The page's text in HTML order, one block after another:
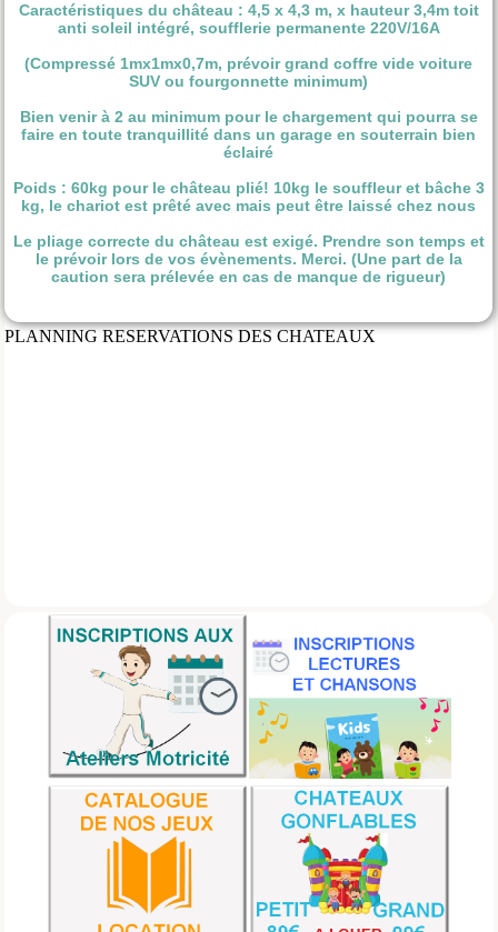
Caractéristiques du château : 4,5 x 4,3 m, x hauteur 3,4m toit
anti soleil intégré, soufflerie permanente 220V/16A
(Compressé 1mx1mx0,7m, prévoir grand coffre vide voiture
SUV ou fourgonnette minimum)
Bien venir à 2 au minimum pour le chargement qui pourra se
faire en toute tranquillité dans un garage en souterrain bien
éclairé
Poids : 60kg pour le château plié! 10kg le souffleur et bâche 3
kg, le chariot est prêté avec mais peut être laissé chez nous
Le pliage correcte du château est exigé. Prendre son temps et
le prévoir lors de vos évènements. Merci. (Une part de la
caution sera prélevée en cas de manque de rigueur)
PLANNING RESERVATIONS DES CHATEAUX